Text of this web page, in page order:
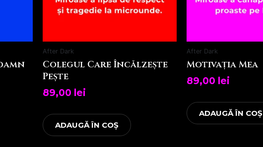
After Dark
Colegul Care Încălzește
Pește
89,00 lei
ADAUGĂ ÎN COȘ
After Dark
Motivația Mea
89,00 lei
ADAUGĂ ÎN COȘ